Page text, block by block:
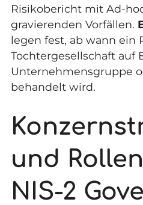
Risikobericht mit Ad-
gravierenden Vorfällen.
legen fest, ab wann ein
Tochtergesellschaft auf
Unternehmensgruppe
behandelt wird.
und
NIS-2